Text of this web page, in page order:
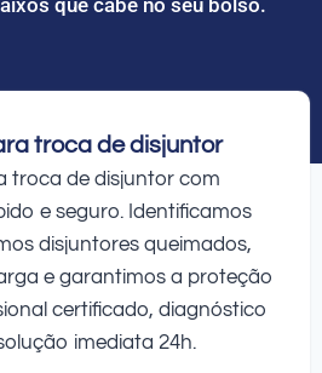
troca de disjuntor
troca de disjuntor com
e seguro. Identificamos
disjuntores queimados,
e garantimos a proteção
certificado, diagnóstico
imediata 24h.